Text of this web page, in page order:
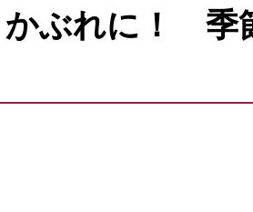
かぶれに！ 季